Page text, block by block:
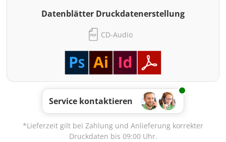
Datenblätter Druckdatenerstellung
CD-Audio
Service kontaktieren
*Lieferzeit gilt bei Zahlung und Anlieferung korrekter
Druckdaten bis 09:00 Uhr.